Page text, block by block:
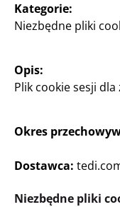
Kategorie:
Niezbędne pliki
Opis:
Plik cookie sesji
Okres
Dostawca:
Niezbędne pliki